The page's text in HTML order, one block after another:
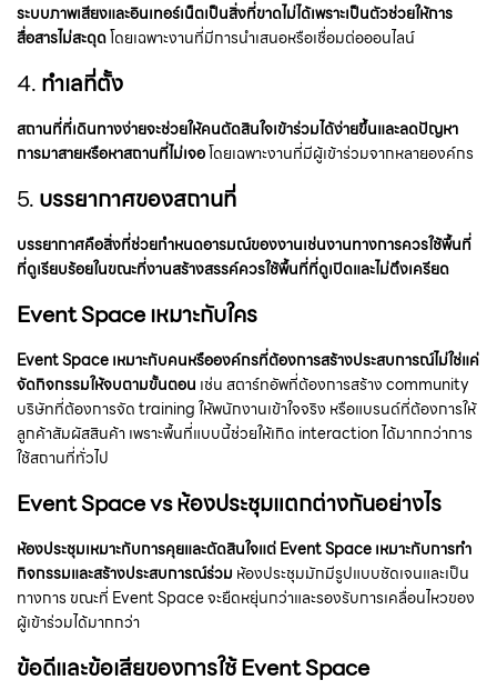
ระบบภาพเสียงและอินเทอร์เน็ตเป็นสิ่งที่ขาดไม่ได้เพราะเป็นตัวช่วยให้การ
สื่อสารไม่สะดุดโดยเฉพาะงานที่มีการนำเสนอหรือเชื่อมต่อออนไลน์
4.ทำเลที่ตั้ง
สถานที่ที่เดินทางง่ายจะช่วยให้คนตัดสินใจเข้าร่วมได้ง่ายขึ้นและลดปัญหา
การมาสายหรือหาสถานที่ไม่เจอโดยเฉพาะงานที่มีผู้เข้าร่วมจากหลายองค์กร
5.บรรยากาศของสถานที่
บรรยากาศคือสิ่งที่ช่วยกำหนดอารมณ์ของงานเช่นงานทางการควรใช้พื้นที่
ที่ดูเรียบร้อยในขณะที่งานสร้างสรรค์ควรใช้พื้นที่ที่ดูเปิดและไม่ตึงเครียด
Event Space เหมาะกับใคร
Event Space เหมาะกับคนหรือองค์กรที่ต้องการสร้างประสบการณ์ไม่ใช่แค่
จัดกิจกรรมให้จบตามขั้นตอน เช่น สตาร์ทอัพที่ต้องการสร้าง community
บริษัทที่ต้องการจัด training ให้พนักงานเข้าใจจริง หรือแบรนด์ที่ต้องการให้
ลูกค้าสัมผัสสินค้า เพราะพื้นที่แบบนี้ช่วยให้เกิด interaction ได้มากกว่าการ
ใช้สถานที่ทั่วไป
Event Space vs ห้องประชุมแตกต่างกันอย่างไร
ห้องประชุมเหมาะกับการคุยและตัดสินใจแต่ Event Space เหมาะกับการทำ
กิจกรรมและสร้างประสบการณ์ร่วม ห้องประชุมมักมีรูปแบบชัดเจนและเป็น
ทางการ ขณะที่ Event Space จะยืดหยุ่นกว่าและรองรับการเคลื่อนไหวของ
ผู้เข้าร่วมได้มากกว่า
ข้อดีและข้อเสียของการใช้ Event Space